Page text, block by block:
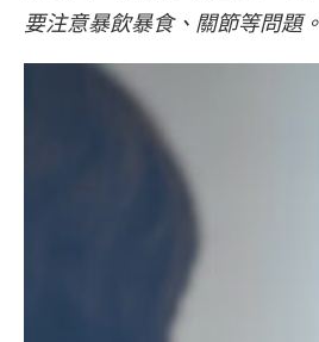
要注意暴飲暴食、關節等問題。